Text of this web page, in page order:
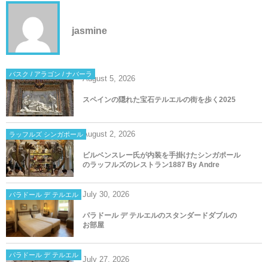
jasmine
バスク / アラゴン / ナバーラAugust 5, 2026
スペインの隠れた宝石テルエルの街を歩く2025
ラッフルズ シンガポールAugust 2, 2026
ビルベンスレー氏が内装を手掛けたシンガポール
のラッフルズのレストラン1887 By Andre
パラドール デ テルエル July 30, 2026
パラドール デ テルエルのスタンダードダブルの
お部屋
パラドール デ テルエル July 27, 2026